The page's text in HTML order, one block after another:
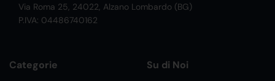
Via Roma 25, 24022, Alzano Lombardo (BG)
P.IVA: 04486740162
Categorie Su di Noi